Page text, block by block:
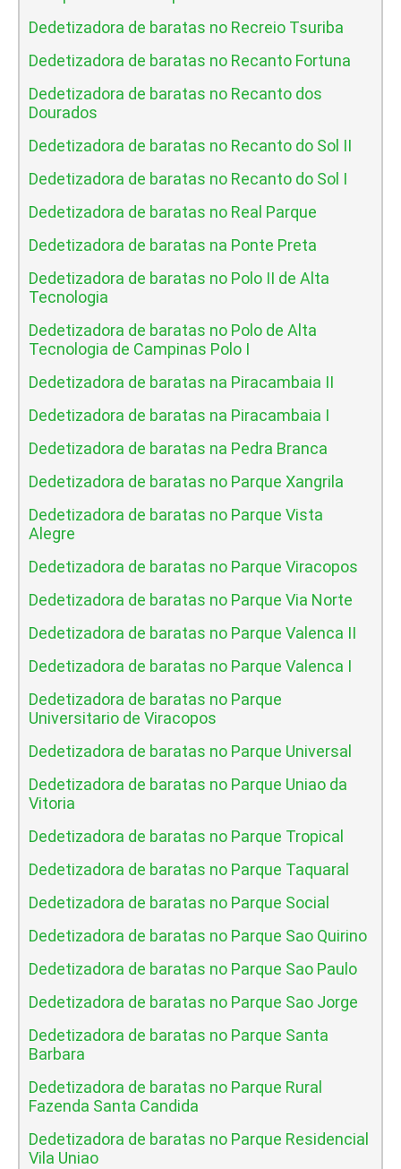
Dedetizadora de baratas no Recreio Tsuriba
Dedetizadora de baratas no Recanto Fortuna
Dedetizadora de baratas no Recanto dos
Dourados
Dedetizadora de baratas no Recanto do Sol II
Dedetizadora de baratas no Recanto do Sol I
Dedetizadora de baratas no Real Parque
Dedetizadora de baratas na Ponte Preta
Dedetizadora de baratas no Polo II de Alta
Tecnologia
Dedetizadora de baratas no Polo de Alta
Tecnologia de Campinas Polo I
Dedetizadora de baratas na Piracambaia II
Dedetizadora de baratas na Piracambaia I
Dedetizadora de baratas na Pedra Branca
Dedetizadora de baratas no Parque Xangrila
Dedetizadora de baratas no Parque Vista
Alegre
Dedetizadora de baratas no Parque Viracopos
Dedetizadora de baratas no Parque Via Norte
Dedetizadora de baratas no Parque Valenca II
Dedetizadora de baratas no Parque Valenca I
Dedetizadora de baratas no Parque
Universitario de Viracopos
Dedetizadora de baratas no Parque Universal
Dedetizadora de baratas no Parque Uniao da
Vitoria
Dedetizadora de baratas no Parque Tropical
Dedetizadora de baratas no Parque Taquaral
Dedetizadora de baratas no Parque Social
Dedetizadora de baratas no Parque Sao Quirino
Dedetizadora de baratas no Parque Sao Paulo
Dedetizadora de baratas no Parque Sao Jorge
Dedetizadora de baratas no Parque Santa
Barbara
Dedetizadora de baratas no Parque Rural
Fazenda Santa Candida
Dedetizadora de baratas no Parque Residencial
Vila Uniao